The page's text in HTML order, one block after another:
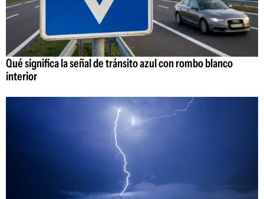
Qué significa la señal de tránsito azul con rombo blanco
interior